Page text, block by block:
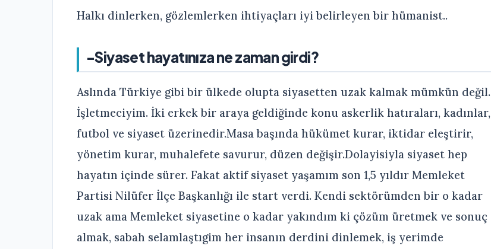
Halkı dinlerken, gözlemlerken ihtiyaçları iyi belirleyen bir hümanist..
-Siyaset hayatınıza ne zaman girdi?
Aslında Türkiye gibi bir ülkede olupta siyasetten uzak kalmak mümkün değil.
İşletmeciyim. İki erkek bir araya geldiğinde konu askerlik hatıraları, kadınlar,
futbol ve siyaset üzerinedir.Masa başında hükümet kurar, iktidar eleştirir,
yönetim kurar, muhalefete savurur, düzen değişir.Dolayisiyla siyaset hep
hayatın içinde sürer. Fakat aktif siyaset yaşamım son 1,5 yıldır Memleket
Partisi Nilüfer İlçe Başkanlığı ile start verdi. Kendi sektörümden bir o kadar
uzak ama Memleket siyasetine o kadar yakındım ki çözüm üretmek ve sonuç
almak, sabah selamlaştıgim her insanın derdini dinlemek, iş yerimde